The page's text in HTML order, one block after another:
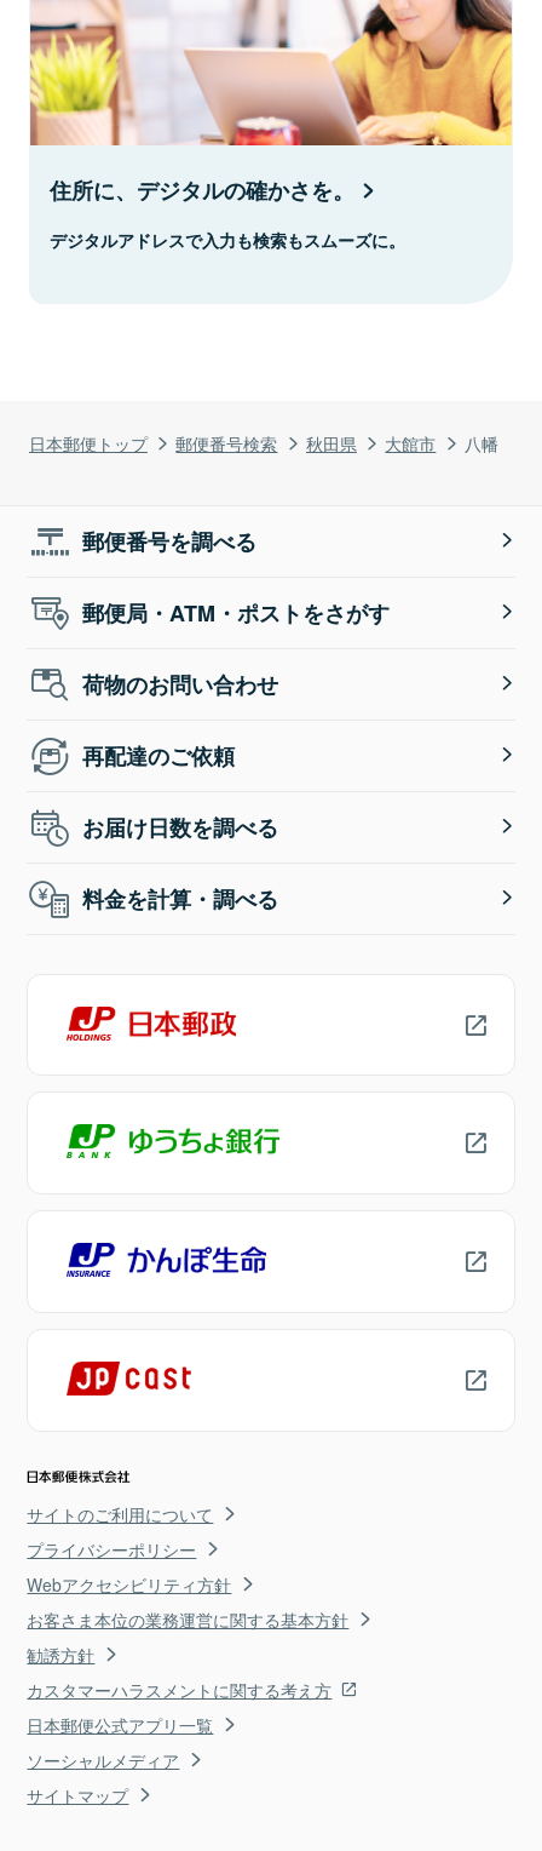
日本郵便トップ 郵便番号検索 秋田県 大館市 八幡
住所に、デジタルの確かさを。
デジタルアドレスで入力も検索もスムーズに。
郵便番号を調べる
郵便局・ATM・ポストをさがす
荷物のお問い合わせ
再配達のご依頼
お届け日数を調べる
料金を計算・調べる
サイトのご利用について
プライバシーポリシー
Webアクセシビリティ方針
お客さま本位の業務運営に関する基本方針
勧誘方針
カスタマーハラスメントに関する考え方
日本郵便公式アプリ一覧
ソーシャルメディア
サイトマップ